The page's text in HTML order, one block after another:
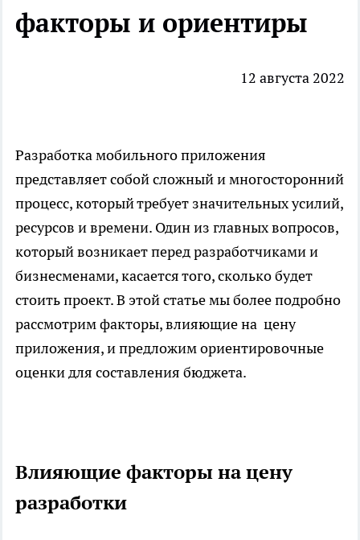
факторы и ориентиры
12 августа 2022
Разработка мобильного приложения
представляет собой сложный и многосторонний
процесс, который требует значительных усилий,
ресурсов и времени. Один из главных вопросов,
который возникает перед разработчиками и
бизнесменами, касается того, сколько будет
стоить проект. В этой статье мы более подробно
рассмотрим факторы, влияющие на цену
приложения, и предложим ориентировочные
оценки для составления бюджета.
Влияющие факторы на цену
разработки